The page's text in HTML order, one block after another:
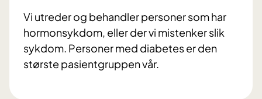
Vi utreder og behandler personer som har
hormonsykdom, eller der vi mistenker slik
sykdom. Personer med diabetes er den
største pasientgruppen vår.